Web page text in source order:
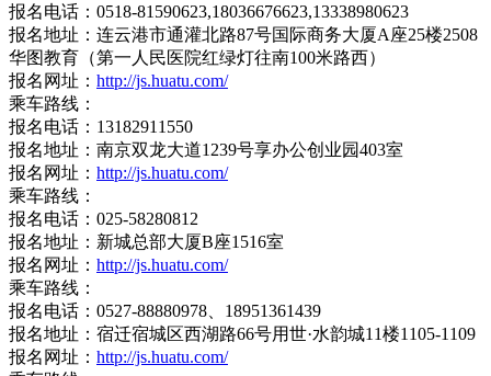
报名电话：0518-81590623,18036676623,13338980623
报名地址：连云港市通灌北路87号国际商务大厦A座25楼2508
华图教育（第一人民医院红绿灯往南100米路西）
报名网址： http://js.huatu.com/
乘车路线：
报名电话：13182911550
报名地址：南京双龙大道1239号享办公创业园403室
报名网址： http://js.huatu.com/
乘车路线：
报名电话：025-58280812
报名地址：新城总部大厦B座1516室
报名网址： http://js.huatu.com/
乘车路线：
报名电话：0527-88880978、18951361439
报名地址：宿迁宿城区西湖路66号用世·水韵城11楼1105-1109
报名网址： http://js.huatu.com/